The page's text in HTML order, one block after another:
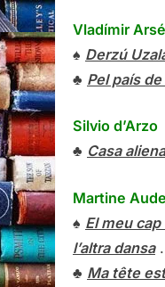
Vladímir
♠ Derzú
♣ Pel país de
Silvio d’Arzo
♣ Casa aliena
Martine
♠ El meu
l’altra dansa.
♣ Ma tête